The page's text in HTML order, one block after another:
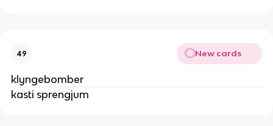
49 New cards
klyngebomber
kasti sprengjum